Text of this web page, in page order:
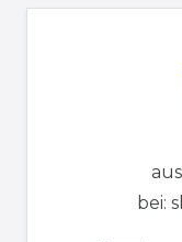
bei: